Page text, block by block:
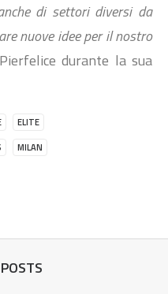
di settori diversi da
nuove idee per il nostro
durante la sua
ELITE
MILAN